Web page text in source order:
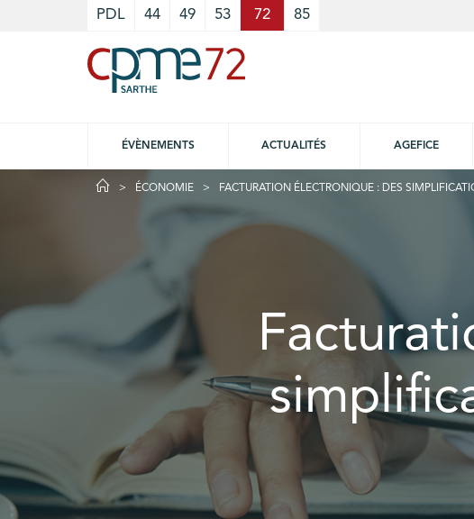
PDL 44 49 53 72 85
ÉVÈNEMENTS ACTUALITÉS AGEFICE
ÉCONOMIE FACTURATION ÉLECTRONIQUE : DES
Cookies management panel